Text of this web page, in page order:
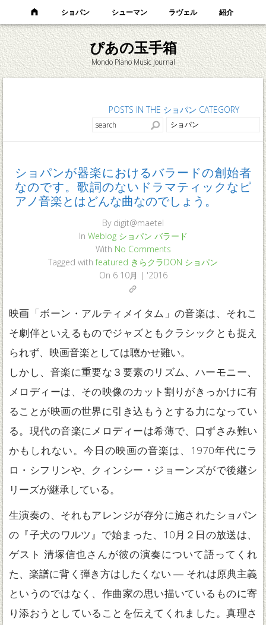
ぴあの玉手箱
Mondo Piano Music Journal
ショパン シューマン ラヴェル 紹介
POSTS IN THE ショパン CATEGORY
ショパンが器楽におけるバラードの創始者
なのです。歌詞のないドラマティックなピ
アノ音楽とはどんな曲なのでしょう。
Bydigit@maetel
In Weblog ショパン バラード
With No Comments
Tagged with featured きらクラDON ショパン
On 6 10月 | '2016
映画「ボーン・アルティメイタム」の音楽は、それこ
そ劇伴といえるものでジャズともクラシックとも捉え
られず、映画音楽としては聴かせ難い。
しかし、音楽に重要な３要素のリズム、ハーモニー、
メロディーは、その映像のカット割りがきっかけに有
ることが映画の世界に引き込もうとする力になってい
る。現代の音楽にメロディーは希薄で、口ずさみ難い
かもしれない。今日の映画の音楽は、1970年代にラ
ロ・シフリンや、クィンシー・ジョーンズがで後継シ
リーズが継承している。
生演奏の、それもアレンジが存分に施されたショパン
の『子犬のワルツ』で始まった、10月２日の放送は、
ゲスト 清塚信也さんが彼の演奏について語ってくれ
た、楽譜に背く弾き方はしたくない ― それは原典主義
というのではなく、作曲家の思い描いているものに寄
り添おうとしていることを伝えてくれました。真理さ